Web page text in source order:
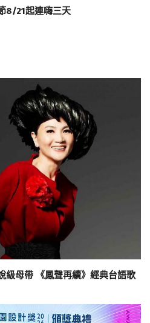
8/21起連嗨三天
級母帶 《鳳聲再續》經典台語歌